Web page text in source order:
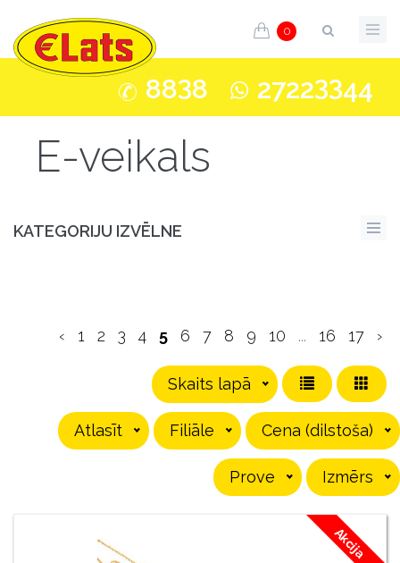
0
8838 27223344
E-veikals
KATEGORIJU IZVĒLNE
‹ 1 2 3 4 5 6 7 8 9 10 ... 16 17 ›
Skaits lapā
Cena (dilstoša)
Filiāle
Atlasīt
Izmērs
Prove
Akcija